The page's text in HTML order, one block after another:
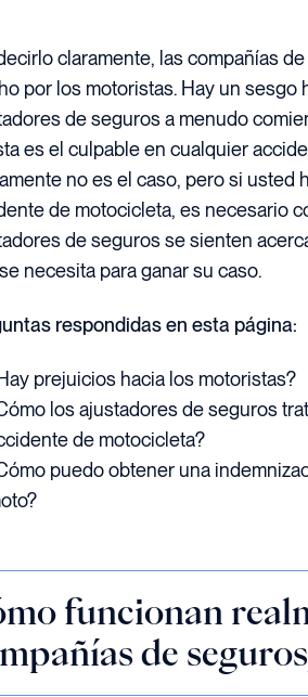
claramente, las compañías
por los motoristas. Hay un sesgo
de seguros a menudo
es el culpable en cualquier
no es el caso, pero si usted
de motocicleta, es necesario
de seguros se sienten
necesita para ganar su caso.
respondidas en esta página:
prejuicios hacia los motoristas?
los ajustadores de seguros
de motocicleta?
puedo obtener una
funcionan
de